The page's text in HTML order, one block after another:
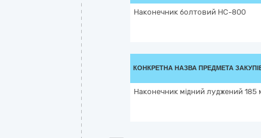
Наконечник болтовий НС-800
КОНКРЕТНА НАЗВА ПРЕДМЕТА
Наконечник мідний луджений 185